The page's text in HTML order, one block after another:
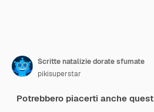
Scritte natalizie dorate sfumate
pikisuperstar
Potrebbero piacerti anche